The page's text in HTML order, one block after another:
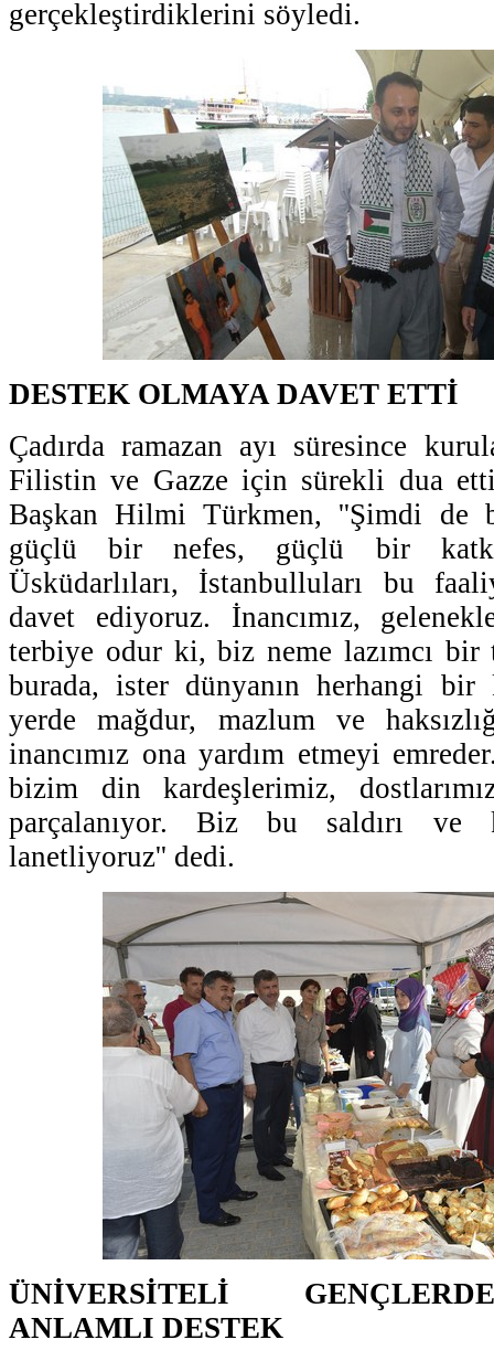
gerçekleştirdiklerini söyledi.
DESTEK OLMAYA DAVET ETTİ
Çadırda ramazan ayı süresince
Filistin ve Gazze için sürekli dua
Başkan Hilmi Türkmen, ''Şimdi de
güçlü bir nefes, güçlü bir
Üsküdarlıları, İstanbulluları bu
davet ediyoruz. İnancımız,
terbiye odur ki, biz neme lazımcı
burada, ister dünyanın herhangi
yerde mağdur, mazlum ve
inancımız ona yardım etmeyi
bizim din kardeşlerimiz,
parçalanıyor. Biz bu saldırı ve
lanetliyoruz'' dedi.
ÜNİVERSİTELİ
ANLAMLI DESTEK